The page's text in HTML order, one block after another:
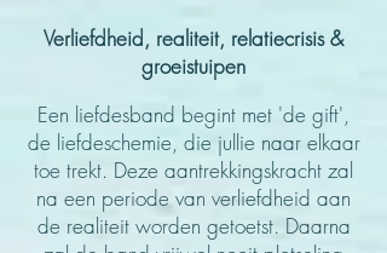
Verliefdheid, realiteit, relatiecrisis &
groeistuipen
Een liefdesband begint met 'de gift',
de liefdeschemie, die jullie naar elkaar
toe trekt. Deze aantrekkingskracht zal
na een periode van verliefdheid aan
de realiteit worden getoetst. Daarna